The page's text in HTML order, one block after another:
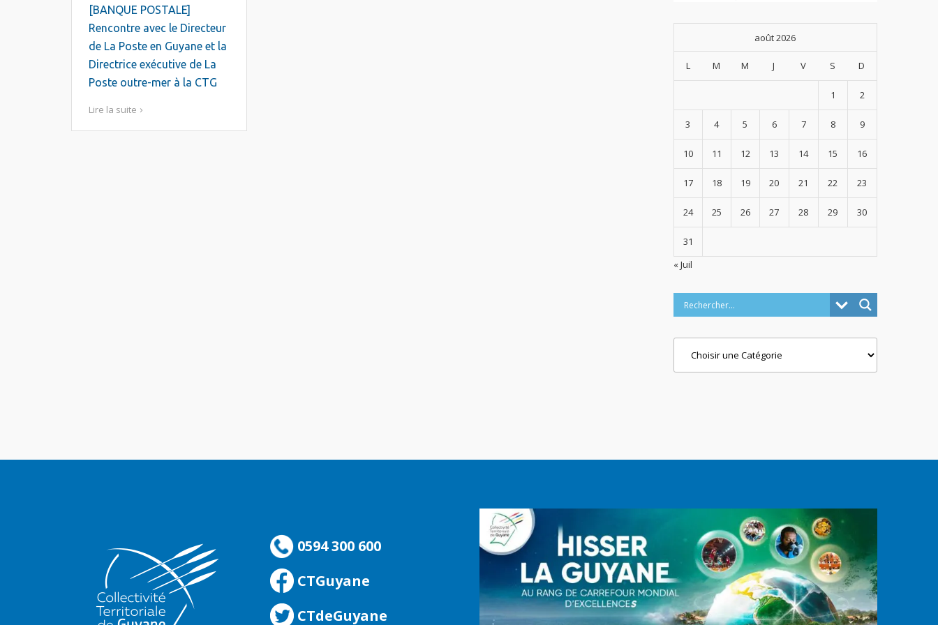
[BANQUE POSTALE]
Rencontre avec le Directeur
de La Poste en Guyane et la
Directrice exécutive de La
Poste outre-mer à la CTG
Lire la suite
août 2026
L M M J V S D
1 2
3 4 5 6 7 8 9
10 11 12 13 14 15 16
17 18 19 20 21 22 23
24 25 26 27 28 29 30
31
« Juil
0594 300 600
CTGuyane
CTdeGuyane